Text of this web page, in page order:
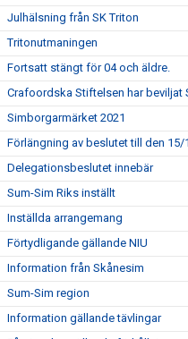
Julhälsning från SK Triton
Tritonutmaningen
Fortsatt stängt för 04 och äldre.
Crafoordska Stiftelsen har beviljat
Simborgarmärket 2021
Förlängning av beslutet till den 15/
Delegationsbeslutet innebär
Sum-Sim Riks inställt
Inställda arrangemang
Förtydligande gällande NIU
Information från Skånesim
Sum-Sim region
Information gällande tävlingar